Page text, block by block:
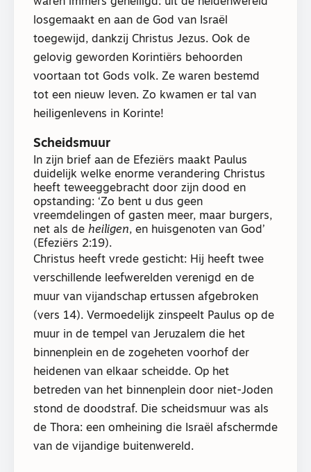
losgemaakt en aan de God van Israël
toegewijd, dankzij Christus Jezus. Ook de
gelovig geworden Korintiërs behoorden
voortaan tot Gods volk. Ze waren bestemd
tot een nieuw leven. Zo kwamen er tal van
heiligenlevens in Korinte!
Scheidsmuur
In zijn brief aan de Efeziërs maakt Paulus
duidelijk welke enorme verandering Christus
heeft teweeggebracht door zijn dood en
opstanding: ‘Zo bent u dus geen
vreemdelingen of gasten meer, maar burgers,
net als de heiligen, en huisgenoten van God’
(Efeziërs 2:19).
Christus heeft vrede gesticht: Hij heeft twee
verschillende leefwerelden verenigd en de
muur van vijandschap ertussen afgebroken
(vers 14). Vermoedelijk zinspeelt Paulus op de
muur in de tempel van Jeruzalem die het
binnenplein en de zogeheten voorhof der
heidenen van elkaar scheidde. Op het
betreden van het binnenplein door niet-Joden
stond de doodstraf. Die scheidsmuur was als
de Thora: een omheining die Israël afschermde
van de vijandige buitenwereld.